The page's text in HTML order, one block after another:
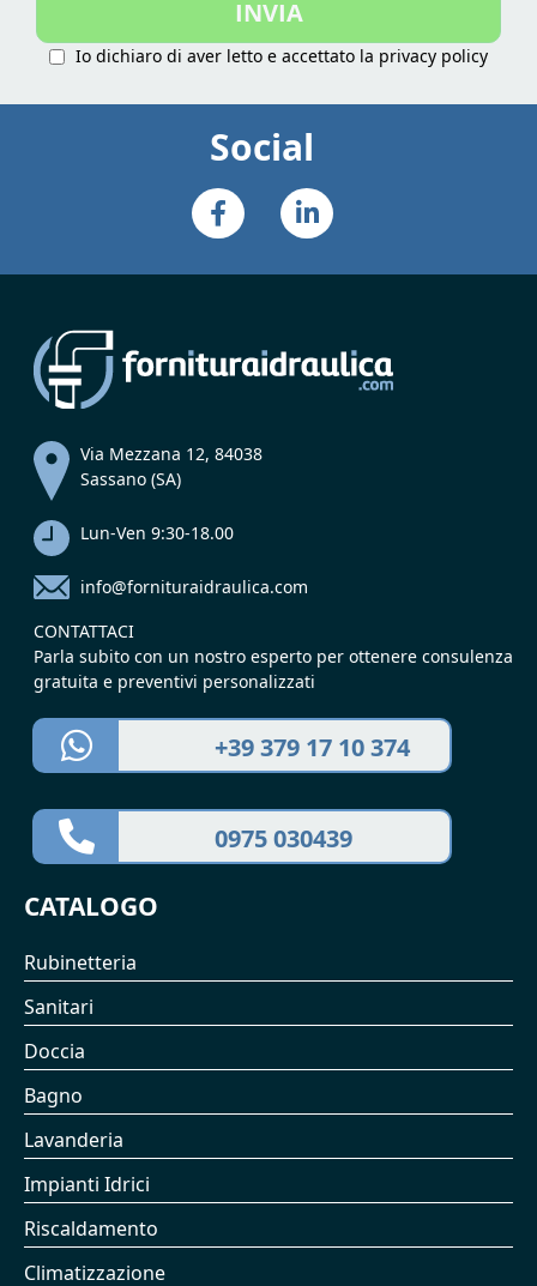
INVIA
Io dichiaro di aver letto e accettato la privacy policy
Social
Via Mezzana 12, 84038
Sassano (SA)
Lun-Ven 9:30-18.00
info@fornituraidraulica.com
CONTATTACI
Parla subito con un nostro esperto per ottenere consulenza
gratuita e preventivi personalizzati
+39 379 17 10 374
0975 030439
CATALOGO
Rubinetteria
Sanitari
Doccia
Bagno
Lavanderia
Impianti Idrici
Riscaldamento
Climatizzazione